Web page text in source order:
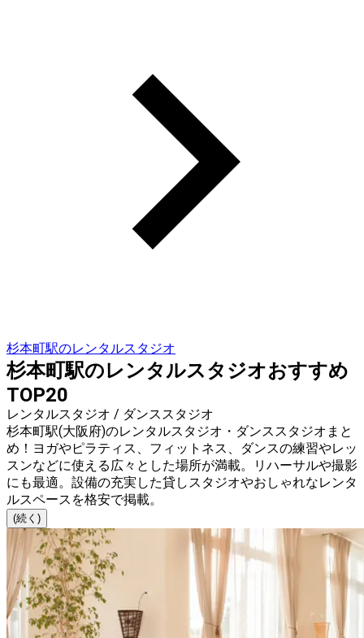
杉本町駅のレンタルスタジオ
杉本町駅のレンタルスタジオおすすめ
TOP20
レンタルスタジオ / ダンススタジオ
杉本町駅(大阪府)のレンタルスタジオ・ダンススタジオまと
め！ヨガやピラティス、フィットネス、ダンスの練習やレッ
スンなどに使える広々とした場所が満載。リハーサルや撮影
にも最適。設備の充実した貸しスタジオやおしゃれなレンタ
ルスペースを格安で掲載。
(続く)